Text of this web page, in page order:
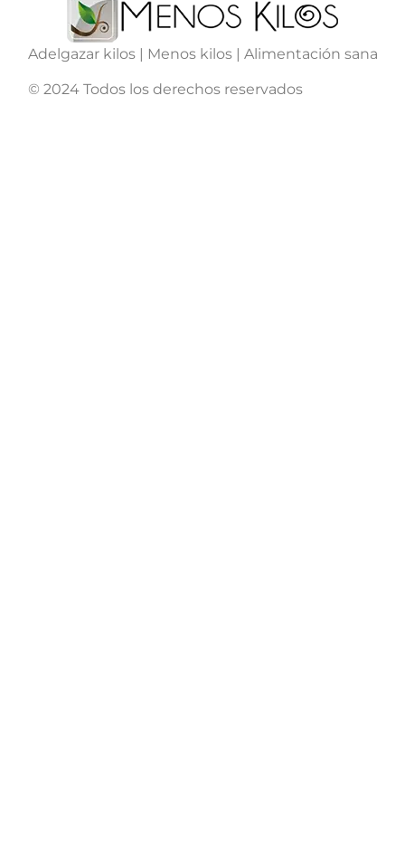
Adelgazar kilos | Menos kilos | Alimentación sana
© 2024 Todos los derechos reservados